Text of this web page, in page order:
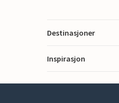
Destinasjoner
Inspirasjon